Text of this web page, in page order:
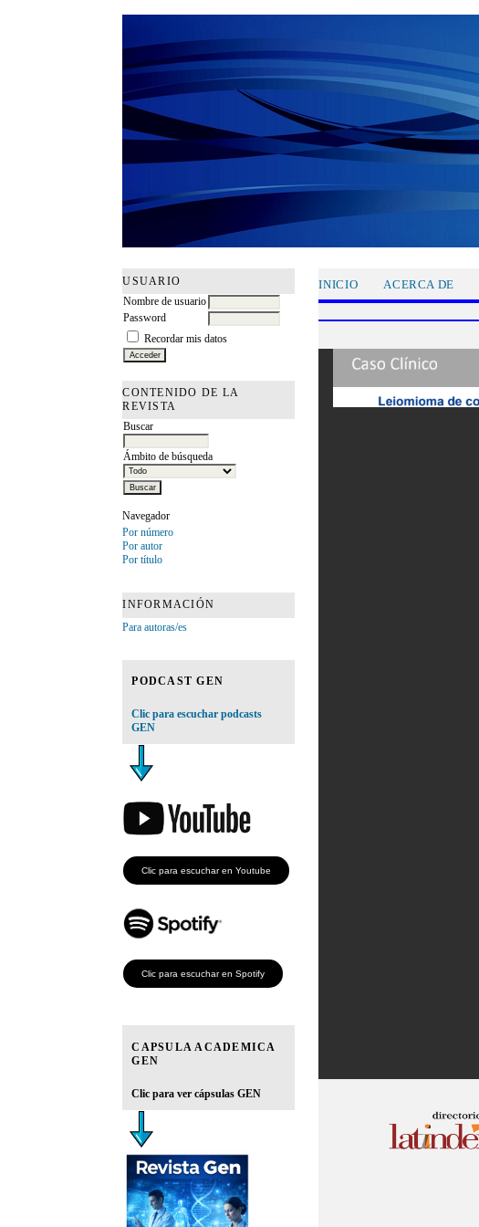
USUARIO
Nombre de usuario
Password
Recordar mis datos
CONTENIDO DE LA
REVISTA
Buscar
Ámbito de búsqueda
Navegador
Por número
Por autor
Por título
INFORMACIÓN
Para autoras/es
PODCAST GEN
Clic para escuchar podcasts
GEN
Clic para escuchar en Youtube
Clic para escuchar en Spotify
CAPSULA ACADEMICA
GEN
Clic para ver cápsulas GEN
INICIO ACERCA DE